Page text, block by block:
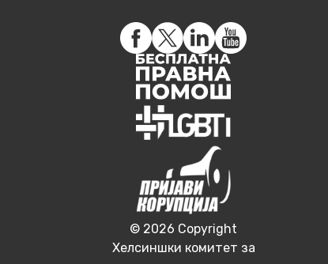
© 2026 Copyright
Хелсиншки комитет за